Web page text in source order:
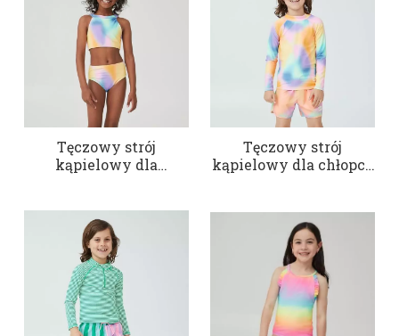
Tęczowy strój
kąpielowy dla
Tęczowy strój
kąpielowy dla chłopca